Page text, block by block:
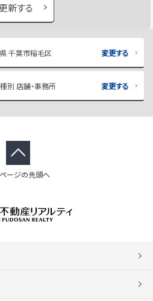
新する
千葉市稲毛区 変更する
別 店舗・事務所 変更する
ージの先頭へ